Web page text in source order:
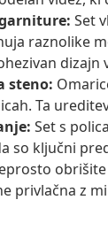
Set
raznolike
dizajn
steno:
Ta
Set s
so ključni
privlačna z